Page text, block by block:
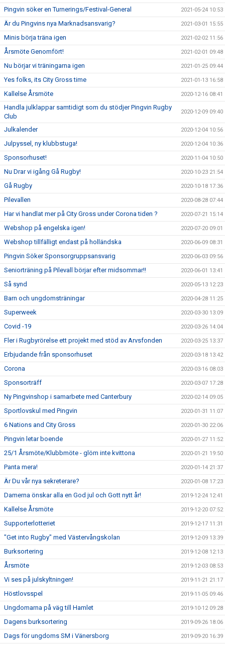
Pingvin söker en Turnerings/Festival-General 2021-05-24 10:53
Är du Pingvins nya Marknadsansvarig? 2021-03-01 15:55
Minis börja träna igen 2021-02-02 11:56
Årsmöte Genomfört! 2021-02-01 09:48
Nu börjar vi träningarna igen 2021-01-25 09:44
Yes folks, its City Gross time 2021-01-13 16:58
Kallelse Årsmöte 2020-12-16 08:41
Handla julklappar samtidigt som du stödjer Pingvin Rugby
Club
2020-12-09 09:40
Julkalender 2020-12-04 10:56
Julpyssel, ny klubbstuga! 2020-12-04 10:36
Sponsorhuset! 2020-11-04 10:50
Nu Drar vi igång Gå Rugby! 2020-10-23 21:54
Gå Rugby 2020-10-18 17:36
Pilevallen 2020-08-28 07:44
Har vi handlat mer på City Gross under Corona tiden ? 2020-07-21 15:14
Webshop på engelska igen! 2020-07-20 09:01
Webshop tillfälligt endast på holländska 2020-06-09 08:31
Pingvin Söker Sponsorgruppsansvarig 2020-06-03 09:56
Seniorträning på Pilevall börjar efter midsommar!! 2020-06-01 13:41
Så synd 2020-05-13 12:23
Barn och ungdomsträningar 2020-04-28 11:25
Superweek 2020-03-30 13:09
Covid -19 2020-03-26 14:04
Fler i Rugbyrörelse ett projekt med stöd av Arvsfonden 2020-03-25 13:37
Erbjudande från sponsorhuset 2020-03-18 13:42
Corona 2020-03-16 08:03
Sponsorträff 2020-03-07 17:28
Ny Pingvinshop i samarbete med Canterbury 2020-02-14 09:05
Sportlovskul med Pingvin 2020-01-31 11:07
6 Nations and City Gross 2020-01-30 22:06
Pingvin letar boende 2020-01-27 11:52
25/1 Årsmöte/Klubbmöte - glöm inte kvittona 2020-01-21 19:50
Panta mera! 2020-01-14 21:37
Är Du vår nya sekreterare? 2020-01-08 17:23
Damerna önskar alla en God jul och Gott nytt år! 2019-12-24 12:41
Kallelse Årsmöte 2019-12-20 07:52
Supporterlotteriet 2019-12-17 11:31
"Get into Rugby" med Västervångskolan 2019-12-09 13:39
Burksortering 2019-12-08 12:13
Årsmöte 2019-12-03 08:53
Vi ses på julskyltningen! 2019-11-21 21:17
Höstlovsspel 2019-11-05 09:46
Ungdomarna på väg till Hamlet 2019-10-12 09:28
Dagens burksortering 2019-09-26 18:06
Dags för ungdoms SM i Vänersborg 2019-09-20 16:39